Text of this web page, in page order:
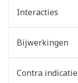
Interacties
Bijwerkingen
Contra indicatie